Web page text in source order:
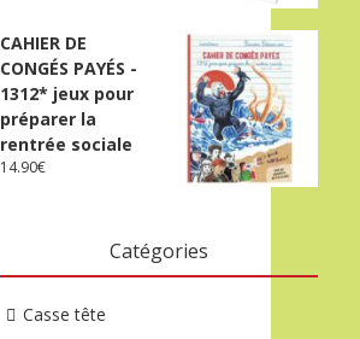
CAHIER DE
CONGÉS PAYÉS -
1312* jeux pour
préparer la
rentrée sociale
14.90€
Catégories
Casse tête